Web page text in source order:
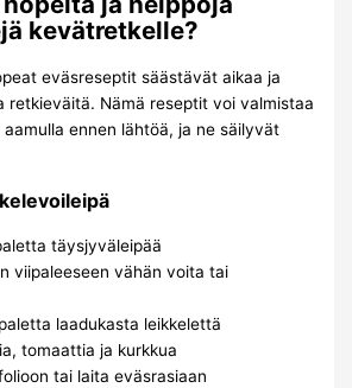
kevätretkelle?
eväsreseptit säästävät aikaa ja
retkieväitä. Nämä reseptit voi valmistaa
ennen lähtöä, ja ne säilyvät
täysjyväleipää
viipaleeseen vähän voita tai
laadukasta leikkelettä
tomaattia ja kurkkua
tai laita eväsrasiaan